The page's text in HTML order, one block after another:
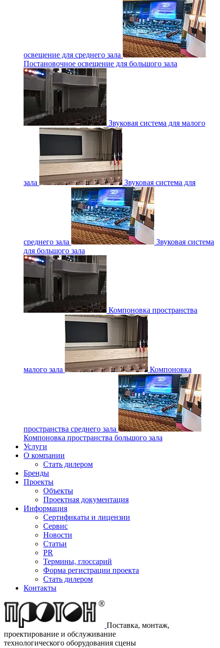
освещение для среднего зала
Постановочное освещение для большого зала
Звуковая система для малого
зала Звуковая система для
среднего зала
Звуковая система
для большого зала
Компоновка пространства
малого зала Компоновка
пространства среднего зала
Компоновка пространства большого зала
Услуги
О компании
Стать дилером
Бренды
Проекты
Объекты
Проектная документация
Информация
Сертификаты и лицензии
Сервис
Новости
Статьи
PR
Термины, глоссарий
Форма регистрации проекта
Стать дилером
Контакты
Поставка, монтаж,
проектирование и обслуживание
технологического оборудования сцены